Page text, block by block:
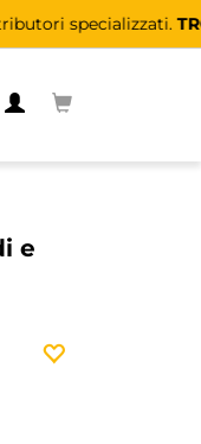
e